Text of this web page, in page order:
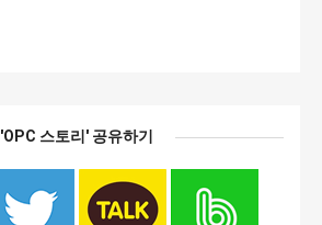
'OPC 스토리' 공유하기